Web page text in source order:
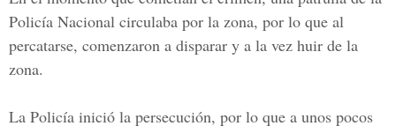
Policía Nacional circulaba por la zona, por lo que al
percatarse, comenzaron a disparar y a la vez huir de la
zona.
La Policía inició la persecución, por lo que a unos pocos